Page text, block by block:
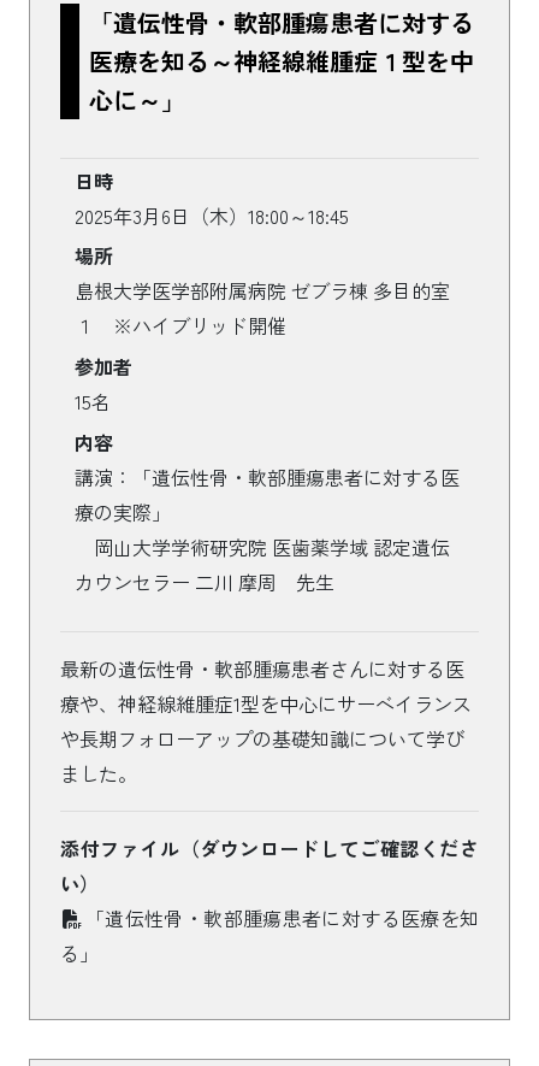
「遺伝性骨・軟部腫瘍患者に対する
医療を知る～神経線維腫症１型を中
心に～」
日時
2025年3月6日（木）18:00～18:45
場所
島根大学医学部附属病院 ゼブラ棟 多目的室
１ ※ハイブリッド開催
参加者
15名
内容
講演：「遺伝性骨・軟部腫瘍患者に対する医
療の実際」
岡山大学学術研究院 医歯薬学域 認定遺伝
カウンセラー 二川 摩周 先生
最新の遺伝性骨・軟部腫瘍患者さんに対する医
療や、神経線維腫症1型を中心にサーベイランス
や長期フォローアップの基礎知識について学び
ました。
添付ファイル（ダウンロードしてご確認くださ
い）
「遺伝性骨・軟部腫瘍患者に対する医療を知
る」